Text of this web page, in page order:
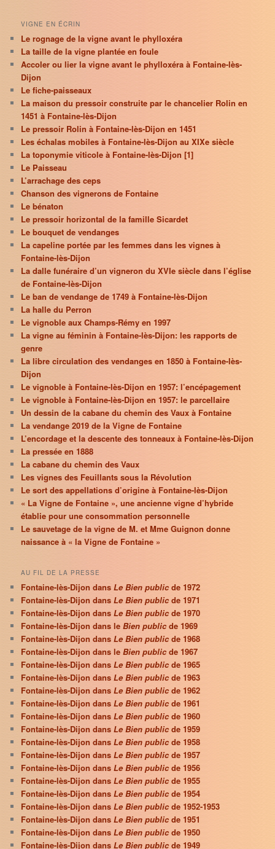
VIGNE EN ÉCRIN
Le rognage de la vigne avant le phylloxéra
La taille de la vigne plantée en foule
Accoler ou lier la vigne avant le phylloxéra à Fontaine-lès-
Dijon
Le fiche-paisseaux
La maison du pressoir construite par le chancelier Rolin en
1451 à Fontaine-lès-Dijon
Le pressoir Rolin à Fontaine-lès-Dijon en 1451
Les échalas mobiles à Fontaine-lès-Dijon au XIXe siècle
La toponymie viticole à Fontaine-lès-Dijon [1]
Le Paisseau
L’arrachage des ceps
Chanson des vignerons de Fontaine
Le bénaton
Le pressoir horizontal de la famille Sicardet
Le bouquet de vendanges
La capeline portée par les femmes dans les vignes à
Fontaine-lès-Dijon
La dalle funéraire d’un vigneron du XVIe siècle dans l’église
de Fontaine-lès-Dijon
Le ban de vendange de 1749 à Fontaine-lès-Dijon
La halle du Perron
Le vignoble aux Champs-Rémy en 1997
La vigne au féminin à Fontaine-lès-Dijon: les rapports de
genre
La libre circulation des vendanges en 1850 à Fontaine-lès-
Dijon
Le vignoble à Fontaine-lès-Dijon en 1957: l’encépagement
Le vignoble à Fontaine-lès-Dijon en 1957: le parcellaire
Un dessin de la cabane du chemin des Vaux à Fontaine
La vendange 2019 de la Vigne de Fontaine
L’encordage et la descente des tonneaux à Fontaine-lès-Dijon
La pressée en 1888
La cabane du chemin des Vaux
Les vignes des Feuillants sous la Révolution
Le sort des appellations d’origine à Fontaine-lès-Dijon
« La Vigne de Fontaine », une ancienne vigne d’hybride
établie pour une consommation personnelle
Le sauvetage de la vigne de M. et Mme Guignon donne
naissance à « la Vigne de Fontaine »
AU FIL DE LA PRESSE
Fontaine-lès-Dijon dansLe Bien publicde 1972
Fontaine-lès-Dijon dansLe Bien public de 1971
Fontaine-lès-Dijon dansLe Bien publicde 1970
Fontaine-lès-Dijon dans leBien publicde 1969
Fontaine-lès-Dijon dansLe Bien public de 1968
Fontaine-lès-Dijon dans leBien publicde 1967
Fontaine-lès-Dijon dansLe Bien publicde 1965
Fontaine-lès-Dijon dansLe Bien public de 1963
Fontaine-lès-Dijon dansLe Bien publicde 1962
Fontaine-lès-Dijon dansLe Bien publicde 1961
Fontaine-lès-Dijon dansLe Bien public de 1960
Fontaine-lès-Dijon dansLe Bien publicde 1959
Fontaine-lès-Dijon dansLe Bien publicde 1958
Fontaine-lès-Dijon dansLe Bien public de 1957
Fontaine-lès-Dijon dansLe Bien publicde 1956
Fontaine-lès-Dijon dansLe Bien publicde 1955
Fontaine-lès-Dijon dansLe Bien public de 1954
Fontaine-lès-Dijon dansLe Bien publicde 1952-1953
Fontaine-lès-Dijon dansLe Bien publicde 1951
Fontaine-lès-Dijon dansLe Bien public de 1950
Fontaine-lès-Dijon dansLe Bien publicde 1949